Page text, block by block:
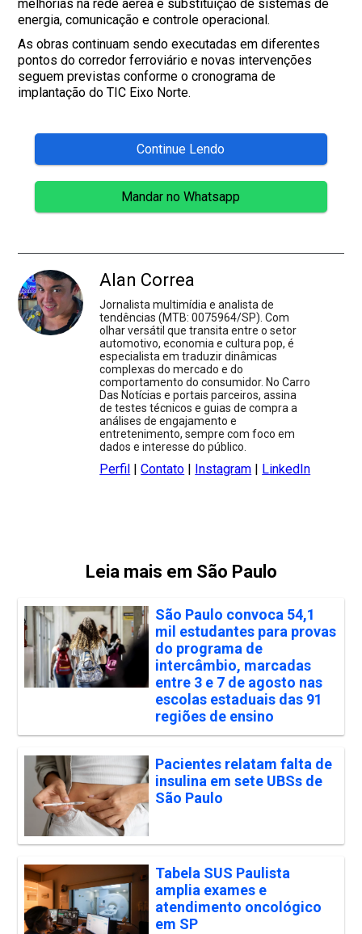
melhorias na rede aérea e substituição de sistemas de
energia, comunicação e controle operacional.
As obras continuam sendo executadas em diferentes
pontos do corredor ferroviário e novas intervenções
seguem previstas conforme o cronograma de
implantação do TIC Eixo Norte.
Continue Lendo
Mandar no Whatsapp
Alan Correa
Jornalista multimídia e analista de
tendências (MTB: 0075964/SP). Com
olhar versátil que transita entre o setor
automotivo, economia e cultura pop, é
especialista em traduzir dinâmicas
complexas do mercado e do
comportamento do consumidor. No Carro
Das Notícias e portais parceiros, assina
de testes técnicos e guias de compra a
análises de engajamento e
entretenimento, sempre com foco em
dados e interesse do público.
Perfil |Contato Instagram LinkedIn
Leia mais em São Paulo
São Paulo convoca 54,1
mil estudantes para provas
do programa de
intercâmbio, marcadas
entre 3 e 7 de agosto nas
escolas estaduais das 91
regiões de ensino
Pacientes relatam falta de
insulina em sete UBSs de
São Paulo
Tabela SUS Paulista
amplia exames e
atendimento oncológico
em SP